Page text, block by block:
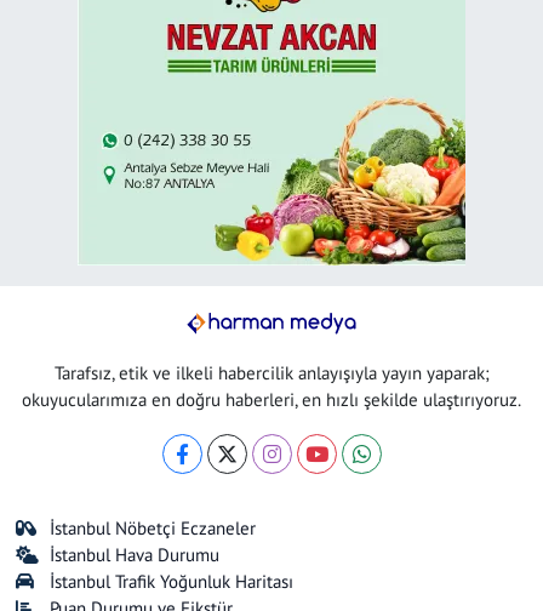
Tarafsız, etik ve ilkeli habercilik anlayışıyla yayın yaparak;
okuyucularımıza en doğru haberleri, en hızlı şekilde ulaştırıyoruz.
İstanbul Nöbetçi Eczaneler
İstanbul Hava Durumu
İstanbul Trafik Yoğunluk Haritası